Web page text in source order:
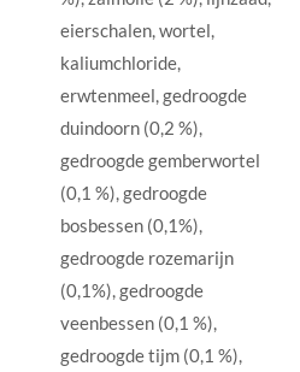
eierschalen, wortel,
kaliumchloride,
erwtenmeel, gedroogde
duindoorn (0,2 %),
gedroogde gemberwortel
(0,1 %), gedroogde
bosbessen (0,1%),
gedroogde rozemarijn
(0,1%), gedroogde
veenbessen (0,1 %),
gedroogde tijm (0,1 %),